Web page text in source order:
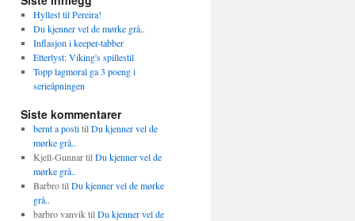
Hyllest til Pereira!
Du kjenner vel de mørke grå..
Inflasjon i keeper-tabber
Etterlyst: Viking's spillestil
Topp lagmoral ga 3 poeng i
serieåpningen
Siste kommentarer
bernt a postitilDu kjenner vel de
mørke grå..
Kjell-GunnartilDu kjenner vel de
mørke grå..
BarbrotilDu kjenner vel de mørke
grå..
barbro vanviktilDu kjenner vel de